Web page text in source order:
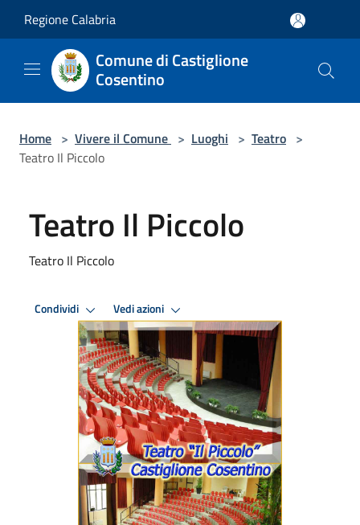
Regione Calabria
Comune di Castiglione
Cosentino
Home > Vivere il Comune > Luoghi > Teatro >
Teatro Il Piccolo
Teatro Il Piccolo
Teatro Il Piccolo
Condividi Vedi azioni